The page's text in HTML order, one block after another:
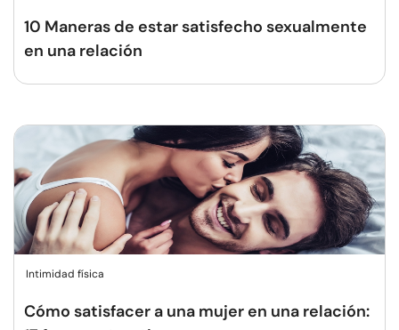
10 Maneras de estar satisfecho sexualmente
en una relación
Intimidad física
Cómo satisfacer a una mujer en una relación: